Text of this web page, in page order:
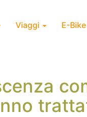
Viaggi E-Bike